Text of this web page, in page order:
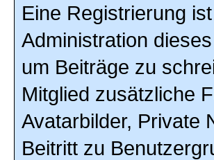
Eine Registrierung
Administration
um Beiträge zu
Mitglied zusätzliche
Avatarbilder, Private
Beitritt zu